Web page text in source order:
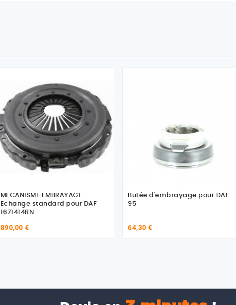
MECANISME EMBRAYAGE
Echange standard pour DAF
1671414RN
890,00 €
Butée d'embrayage pour DAF
95
64,30 €